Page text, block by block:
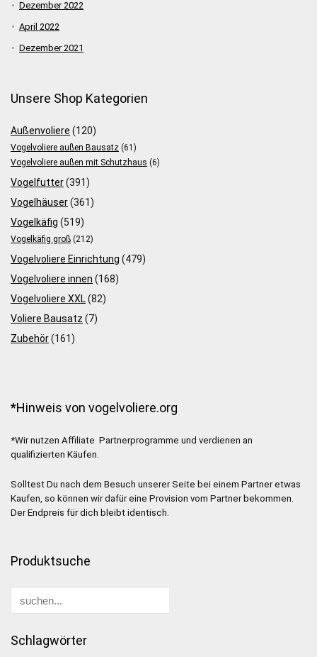
Dezember 2022
April 2022
Dezember 2021
Unsere Shop Kategorien
Außenvoliere (120)
Vogelvoliere außen Bausatz (61)
Vogelvoliere außen mit Schutzhaus (6)
Vogelfutter(391)
Vogelhäuser(361)
Vogelkäfig (519)
Vogelkäfig groß (212)
Vogelvoliere Einrichtung (479)
Vogelvoliere innen (168)
Vogelvoliere XXL(82)
Voliere Bausatz (7)
Zubehör(161)
*Hinweis von vogelvoliere.org
*Wir nutzen Affiliate Partnerprogramme und verdienen an
qualifizierten Käufen.
Solltest Du nach dem Besuch unserer Seite bei einem Partner etwas
Kaufen, so können wir dafür eine Provision vom Partner bekommen.
Der Endpreis für dich bleibt identisch.
Produktsuche
Schlagwörter